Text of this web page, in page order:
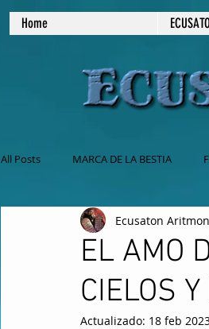
Home
All Posts MARCA DE LA BESTIA
NO COMAS CARNE
EL SABADO ES EL DIA DE REPOSO
EL AMO
CIELOS
Ecusaton Aritmon
Actualizado: 18 feb